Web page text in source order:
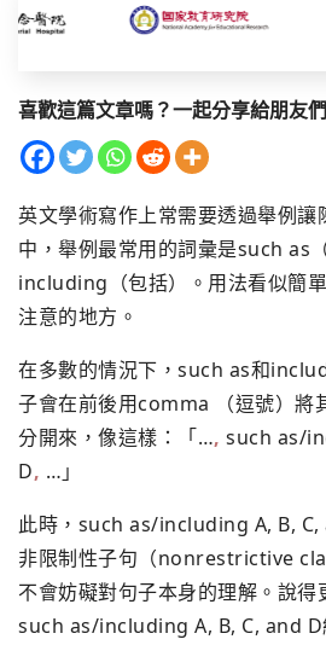
喜歡這篇文章嗎？一起分享給朋友
英文學術寫作上常需要透過舉例讓
中，舉例最常用的詞彙是such as
including（包括）。用法看似簡
注意的地方。
在多數的情況下，such as和
子會在前後用comma （逗號）將
分開來，像這樣：「…, such as/
D, …」
此時，such as/including A, B, C,
非限制性子句（nonrestrictive
不會妨礙對句子本身的理解。說得
such as/including A, B, C, and D